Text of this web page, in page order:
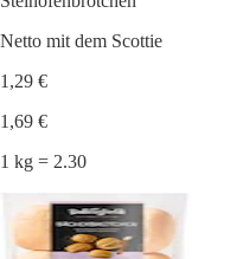
Netto mit dem Scottie
1,29 €
1,69 €
1 kg = 2.30